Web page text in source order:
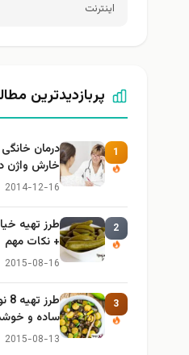
اينترنت
پربازدیدترین
1
درمان
خارش واژن
ایمن و
2014-12-16
2
+ نكات مهم
2015-08-16
3
ساده و
2015-08-13